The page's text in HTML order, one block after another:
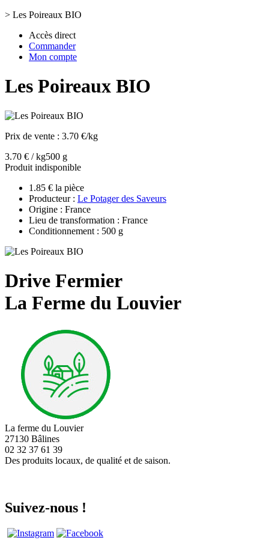
> Les Poireaux BIO
Accès direct
Commander
Mon compte
Les Poireaux BIO
Prix de vente : 3.70 €/kg
3.70 € / kg500 g
Produit indisponible
1.85 € la pièce
Producteur : Le Potager des Saveurs
Origine : France
Lieu de transformation : France
Conditionnement : 500 g
Drive Fermier
La Ferme du Louvier
La ferme du Louvier
27130 Bâlines
02 32 37 61 39
Des produits locaux, de qualité et de saison.
Suivez-nous !